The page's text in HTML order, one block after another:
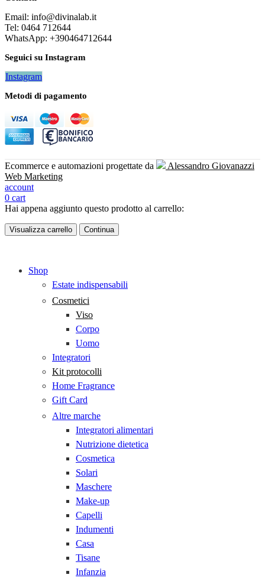
Email: info@divinalab.it
Tel: 0464 712644
WhatsApp: +390464712644
Seguici su Instagram
Instagram
Metodi di pagamento
Ecommerce e automazioni progettate da
Alessandro Giovanazzi
Web Marketing
account
0 cart
Hai appena aggiunto questo prodotto al carrello:
Visualizza carrello Continua
Shop
Estate indispensabili
Cosmetici
Viso
Corpo
Uomo
Integratori
Kit protocolli
Home Fragrance
Gift Card
Altre marche
Integratori alimentari
Nutrizione dietetica
Cosmetica
Solari
Maschere
Make-up
Capelli
Indumenti
Casa
Tisane
Infanzia